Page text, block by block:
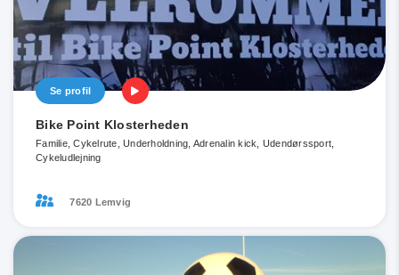
Se profil
Bike Point Klosterheden
Familie, Cykelrute, Underholdning, Adrenalin kick, Udendørssport,
Cykeludlejning
7620 Lemvig